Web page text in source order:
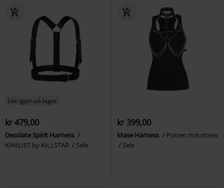
Lite igjen på lager
kr 479,00
Desolate Spirit Harness
KIHILIST by KILLSTAR
Sele
kr 399,00
Mase Harness
Poizen Industries
Sele